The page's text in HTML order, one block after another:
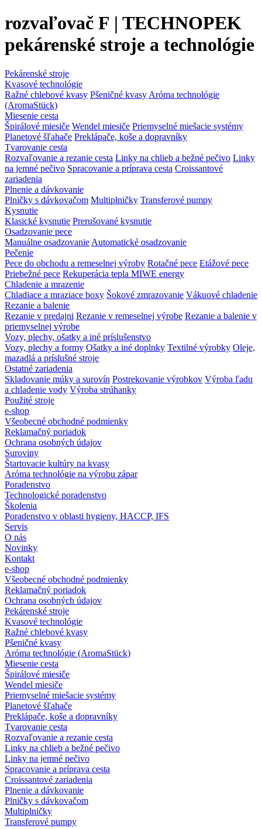
rozvaľovač F | TECHNOPEK
pekárenské stroje a technológie
Pekárenské stroje
Kvasové technológie
Ražné chlebové kvasy Pšeničné kvasy Aróma technológie
(AromaStück)
Miesenie cesta
Špirálové miesiče Wendel miesiče Priemyselné miešacie systémy
Planetové šľahače Preklápače, koše a dopravníky
Tvarovanie cesta
Rozvaľovanie a rezanie cesta Linky na chlieb a bežné pečivo Linky
na jemné pečivo Spracovanie a príprava cesta Croissantové
zariadenia
Plnenie a dávkovanie
Plničky s dávkovačom Multiplničky Transferové pumpy
Kysnutie
Klasické kysnutie Prerušované kysnutie
Osadzovanie pece
Manuálne osadzovanie Automatické osadzovanie
Pečenie
Pece do obchodu a remeselnej výroby Rotačné pece Etážové pece
Priebežné pece Rekuperácia tepla MIWE energy
Chladenie a mrazenie
Chladiace a mraziace boxy Šokové zmrazovanie Vákuové chladenie
Rezanie a balenie
Rezanie v predajni Rezanie v remeselnej výrobe Rezanie a balenie v
priemyselnej výrobe
Vozy, plechy, ošatky a iné príslušenstvo
Vozy, plechy a formy Ošatky a iné doplnky Textilné výrobky Oleje,
mazadlá a príslušné stroje
Ostatné zariadenia
Skladovanie múky a surovín Postrekovanie výrobkov Výroba ľadu
a chladenie vody Výroba strúhanky
Použité stroje
e-shop
Všeobecné obchodné podmienky
Reklamačný poriadok
Ochrana osobných údajov
Suroviny
Štartovacie kultúry na kvasy
Aróma technológie na výrobu zápar
Poradenstvo
Technologické poradenstvo
Školenia
Poradenstvo v oblasti hygieny, HACCP, IFS
Servis
O nás
Novinky
Kontakt
e-shop
Všeobecné obchodné podmienky
Reklamačný poriadok
Ochrana osobných údajov
Pekárenské stroje
Kvasové technológie
Ražné chlebové kvasy
Pšeničné kvasy
Aróma technológie (AromaStück)
Miesenie cesta
Špirálové miesiče
Wendel miesiče
Priemyselné miešacie systémy
Planetové šľahače
Preklápače, koše a dopravníky
Tvarovanie cesta
Rozvaľovanie a rezanie cesta
Linky na chlieb a bežné pečivo
Linky na jemné pečivo
Spracovanie a príprava cesta
Croissantové zariadenia
Plnenie a dávkovanie
Plničky s dávkovačom
Multiplničky
Transferové pumpy